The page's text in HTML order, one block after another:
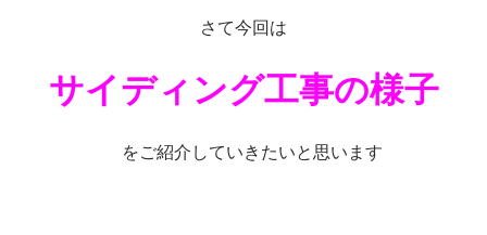
さて今回は
サイディング工事の様子
をご紹介していきたいと思います